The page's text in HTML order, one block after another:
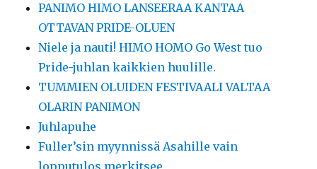
PANIMO HIMO LANSEERAA KANTAA
OTTAVAN PRIDE-OLUEN
Niele ja nauti! HIMO HOMO Go West tuo
Pride-juhlan kaikkien huulille.
TUMMIEN OLUIDEN FESTIVAALI VALTAA
OLARIN PANIMON
Juhlapuhe
Fuller’sin myynnissä Asahille vain